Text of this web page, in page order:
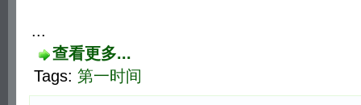
...
查看更多...
Tags: 第一时间